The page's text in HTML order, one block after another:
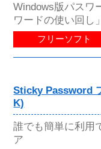
Windows版パスワ
ワードの使い回し
フリーソフト
Sticky Password
K)
誰でも簡単に利用
ア